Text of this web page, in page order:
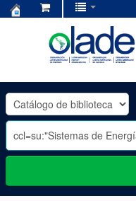
OLADE
-